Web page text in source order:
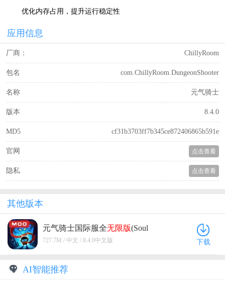
优化内存占用，提升运行稳定性
应用信息
厂商： ChillyRoom
包名 com.ChillyRoom.DungeonShooter
名称 元气骑士
版本 8.4.0
MD5 cf31b3703ff7b345ce872406865b591e
官网 点击查看
隐私 点击查看
其他版本
元气骑士国际服全无限版(Soul
Knight) 8.4.0中文版
727.7M / 中文 / 8.4.0中文版 下载
AI智能推荐